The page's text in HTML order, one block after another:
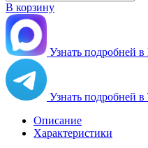
В корзину
Узнать подробней
Узнать подробней в
Описание
Характеристики